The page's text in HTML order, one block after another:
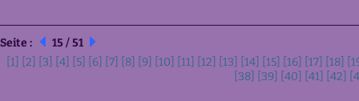
Seite :
15 / 51
[1]
[2] [3] [4] [5] [6] [7] [8] [9] [10] [11] [12] [13] [14] [15] [16] [17] [18]
[38]
[39] [40] [41] [42]